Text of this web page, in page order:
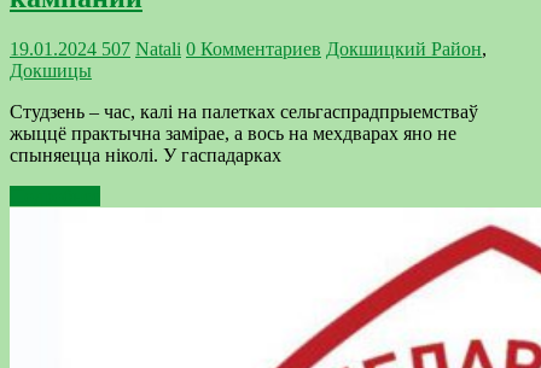
19.01.2024 507 Natali 0 Комментариев Докшицкий Район,
Докшицы
Студзень – час, калі на палетках сельгаспрадпрыемстваў
жыццё практычна замірае, а вось на мехдварах яно не
спыняецца ніколі. У гаспадарках